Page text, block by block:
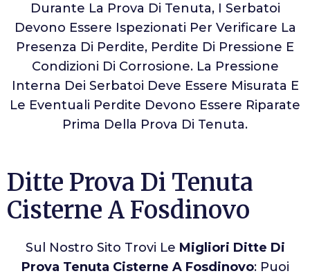
Durante La Prova Di Tenuta, I Serbatoi
Devono Essere Ispezionati Per Verificare La
Presenza Di Perdite, Perdite Di Pressione E
Condizioni Di Corrosione. La Pressione
Interna Dei Serbatoi Deve Essere Misurata E
Le Eventuali Perdite Devono Essere Riparate
Prima Della Prova Di Tenuta.
Ditte Prova Di Tenuta
Cisterne A Fosdinovo
Sul Nostro Sito Trovi Le Migliori Ditte Di
Prova Tenuta Cisterne A Fosdinovo: Puoi